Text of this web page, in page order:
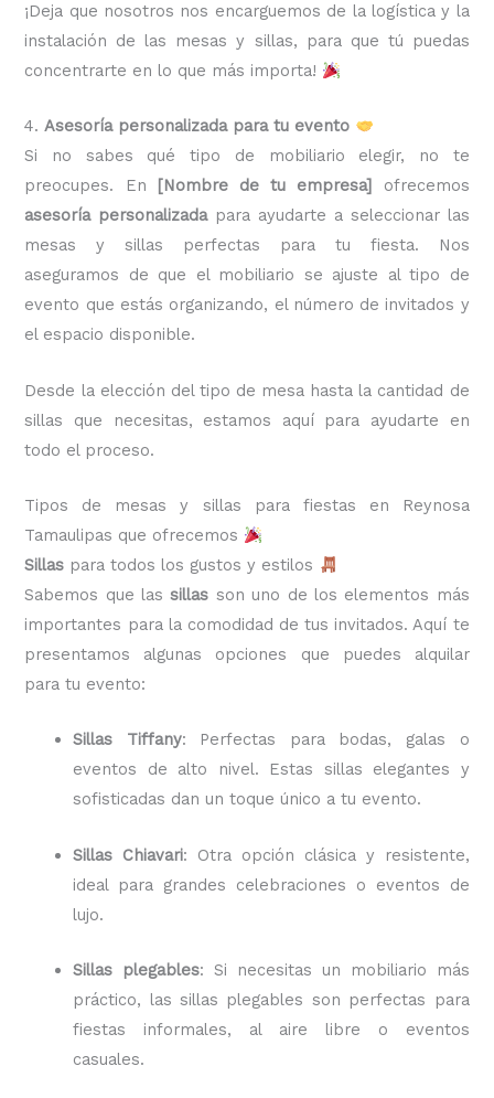
¡Deja que nosotros nos encarguemos de la logística y la
instalación de las mesas y sillas, para que tú puedas
concentrarte en lo que más importa!
4.Asesoría personalizada para tu evento
Si no sabes qué tipo de mobiliario elegir, no te
preocupes. En
[Nombre de tu empresa]
ofrecemos
asesoría personalizadapara ayudarte a seleccionar las
mesas y sillas perfectas para tu fiesta. Nos
aseguramos de que el mobiliario se ajuste al tipo de
evento que estás organizando, el número de invitados y
el espacio disponible.
Desde la elección del tipo de mesa hasta la cantidad de
sillas que necesitas, estamos aquí para ayudarte en
todo el proceso.
Tipos de mesas y sillas para fiestas en Reynosa
Tamaulipas que ofrecemos
Sillas para todos los gustos y estilos
Sabemos que lassillas son uno de los elementos más
importantes para la comodidad de tus invitados. Aquí te
presentamos algunas opciones que puedes alquilar
para tu evento:
Sillas Tiffany: Perfectas para bodas, galas o
eventos de alto nivel. Estas sillas elegantes y
sofisticadas dan un toque único a tu evento.
Sillas Chiavari: Otra opción clásica y resistente,
ideal para grandes celebraciones o eventos de
lujo.
Sillas plegables: Si necesitas un mobiliario más
práctico, las sillas plegables son perfectas para
fiestas informales, al aire libre o eventos
casuales.